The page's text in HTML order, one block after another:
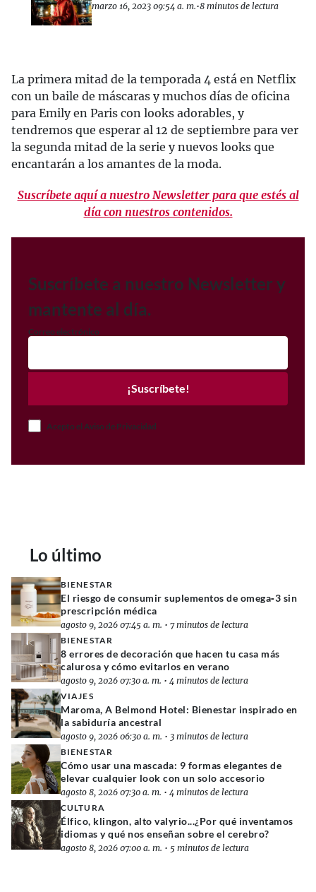
marzo 16, 2023 09:54 a. m.•8 minutos de lectura
La primera mitad de la temporada 4 está en Netflix
con un baile de máscaras y muchos días de oficina
para Emily en Paris con looks adorables, y
tendremos que esperar al 12 de septiembre para ver
la segunda mitad de la serie y nuevos looks que
encantarán a los amantes de la moda.
Suscríbete aquí a nuestro Newsletter para que estés al
día con nuestros contenidos.
Suscríbete a nuestro Newsletter y
mantente al día.
Correo electrónico
¡Suscríbete!
Acepto el Aviso de Privacidad
Lo último
BIENESTAR
El riesgo de consumir suplementos de omega‑3 sin
prescripción médica
agosto 9, 2026 07:45 a. m. • 7 minutos de lectura
BIENESTAR
8 errores de decoración que hacen tu casa más
calurosa y cómo evitarlos en verano
agosto 9, 2026 07:30 a. m. • 4 minutos de lectura
VIAJES
Maroma, A Belmond Hotel: Bienestar inspirado en
la sabiduría ancestral
agosto 9, 2026 06:30 a. m. • 3 minutos de lectura
BIENESTAR
Cómo usar una mascada: 9 formas elegantes de
elevar cualquier look con un solo accesorio
agosto 8, 2026 07:30 a. m. • 4 minutos de lectura
CULTURA
Élfico, klingon, alto valyrio...¿Por qué inventamos
idiomas y qué nos enseñan sobre el cerebro?
agosto 8, 2026 07:00 a. m. • 5 minutos de lectura